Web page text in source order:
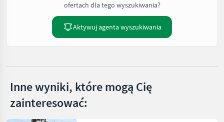
ofertach dla tego wyszukiwania?
Aktywuj agenta wyszukiwania
Inne wyniki, które mogą Cię
zainteresować: